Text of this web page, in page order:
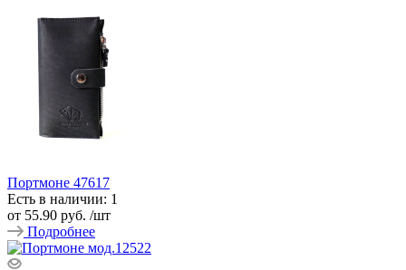
Портмоне 47617
Есть в наличии: 1
от 55.90 руб. /шт
Подробнее